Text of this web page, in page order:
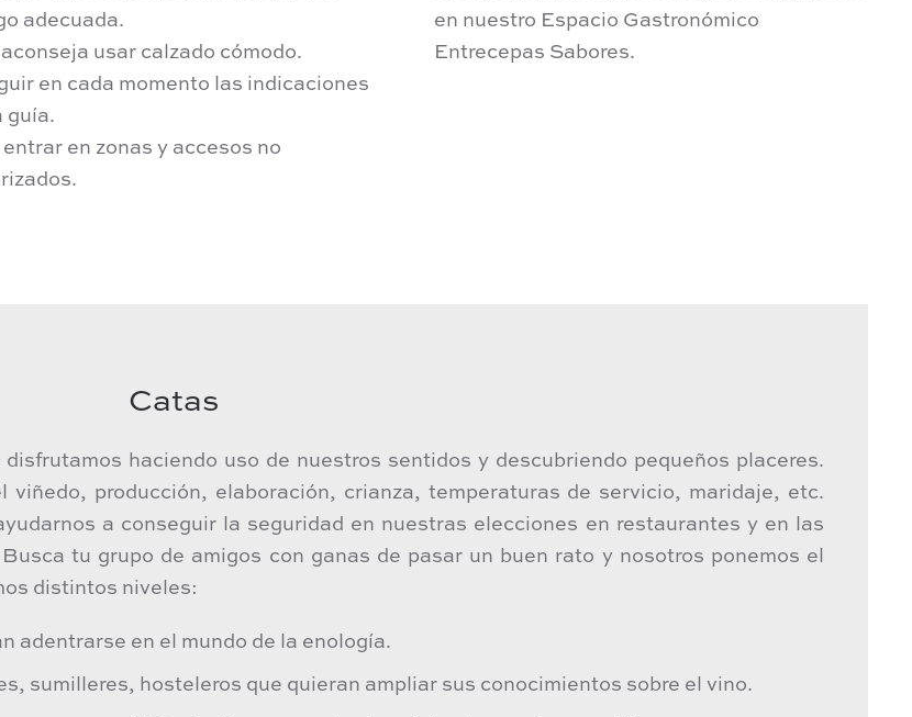
adecuada.
aconseja usar calzado cómodo.
en cada momento las indicaciones
guía.
entrar en zonas y accesos no
en nuestro Espacio Gastronómico
Entrecepas Sabores.
Catas
haciendo uso de nuestros sentidos y descubriendo pequeños placeres.
producción, elaboración, crianza, temperaturas de servicio, maridaje, etc.
a conseguir la seguridad en nuestras elecciones en restaurantes y en las
tu grupo de amigos con ganas de pasar un buen rato y nosotros ponemos el
distintos niveles:
adentrarse en el mundo de la enología.
sumilleres, hosteleros que quieran ampliar sus conocimientos sobre el vino.